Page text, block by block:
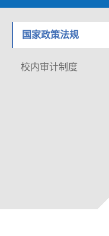
国家政策法规
校内审计制度